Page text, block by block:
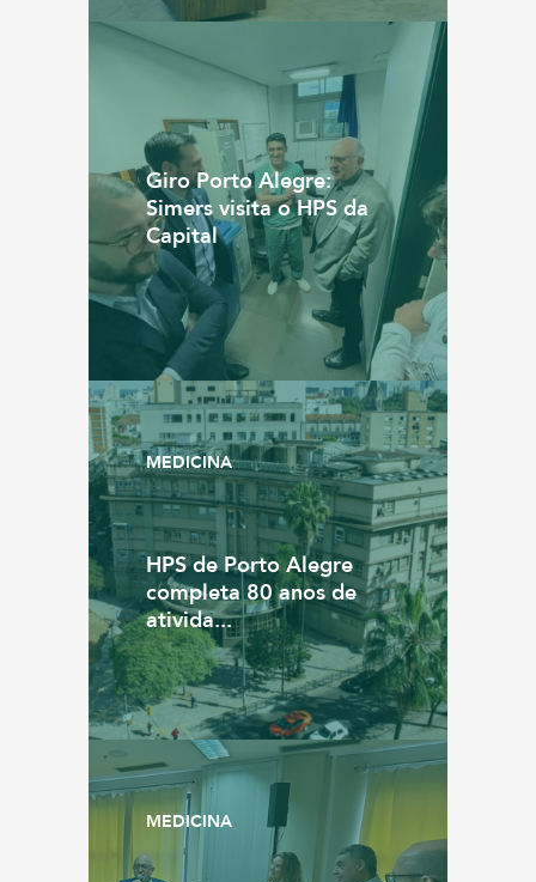
Giro Porto Alegre:
Simers visita o HPS da
Capital
MEDICINA
HPS de Porto Alegre
completa 80 anos de
ativida...
MEDICINA